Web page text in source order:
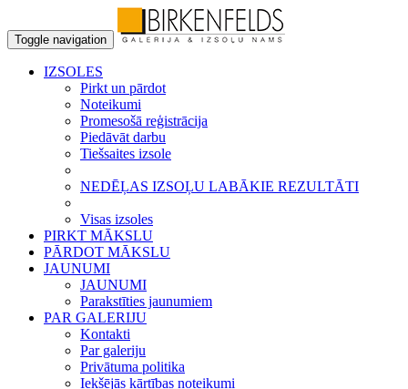
Toggle navigation
IZSOLES
Pirkt un pārdot
Noteikumi
Promesošā reģistrācija
Piedāvāt darbu
Tiešsaites izsole
NEDĒĻAS IZSOĻU LABĀKIE REZULTĀTI
Visas izsoles
PIRKT MĀKSLU
PĀRDOT MĀKSLU
JAUNUMI
JAUNUMI
Parakstīties jaunumiem
PAR GALERIJU
Kontakti
Par galeriju
Privātuma politika
Iekšējās kārtības noteikumi